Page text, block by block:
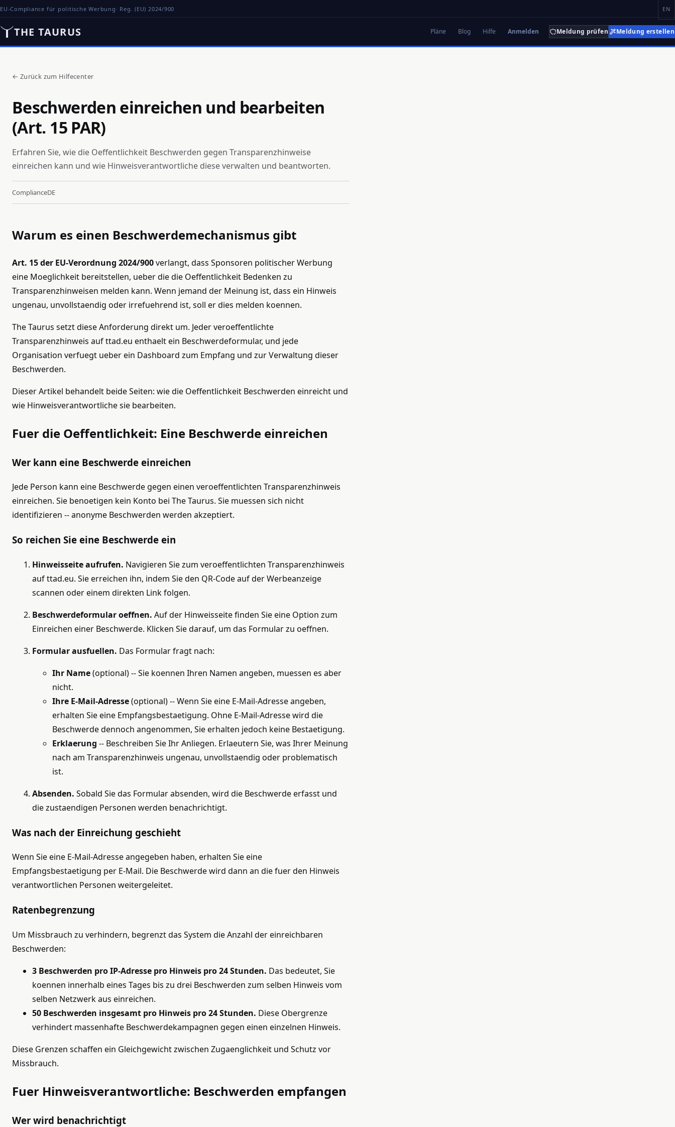
EU-Compliance für politische Werbung · Reg. (EU) 2024/900 EN
THE TAURUS Pläne Blog Hilfe Anmelden Meldung prüfen Meldung erstellen
← Zurück zum Hilfecenter
Beschwerden einreichen und bearbeiten
(Art. 15 PAR)
Erfahren Sie, wie die Oeffentlichkeit Beschwerden gegen Transparenzhinweise
einreichen kann und wie Hinweisverantwortliche diese verwalten und beantworten.
ComplianceDE
Warum es einen Beschwerdemechanismus gibt
Art. 15 der EU-Verordnung 2024/900verlangt, dass Sponsoren politischer Werbung
eine Moeglichkeit bereitstellen, ueber die die Oeffentlichkeit Bedenken zu
Transparenzhinweisen melden kann. Wenn jemand der Meinung ist, dass ein Hinweis
ungenau, unvollstaendig oder irrefuehrend ist, soll er dies melden koennen.
The Taurus setzt diese Anforderung direkt um. Jeder veroeffentlichte
Transparenzhinweis auf ttad.eu enthaelt ein Beschwerdeformular, und jede
Organisation verfuegt ueber ein Dashboard zum Empfang und zur Verwaltung dieser
Beschwerden.
Dieser Artikel behandelt beide Seiten: wie die Oeffentlichkeit Beschwerden einreicht und
wie Hinweisverantwortliche sie bearbeiten.
Fuer die Oeffentlichkeit: Eine Beschwerde einreichen
Wer kann eine Beschwerde einreichen
Jede Person kann eine Beschwerde gegen einen veroeffentlichten Transparenzhinweis
einreichen. Sie benoetigen kein Konto bei The Taurus. Sie muessen sich nicht
identifizieren -- anonyme Beschwerden werden akzeptiert.
So reichen Sie eine Beschwerde ein
Hinweisseite aufrufen. Navigieren Sie zum veroeffentlichten Transparenzhinweis
auf ttad.eu. Sie erreichen ihn, indem Sie den QR-Code auf der Werbeanzeige
scannen oder einem direkten Link folgen.
Beschwerdeformular oeffnen. Auf der Hinweisseite finden Sie eine Option zum
Einreichen einer Beschwerde. Klicken Sie darauf, um das Formular zu oeffnen.
Formular ausfuellen. Das Formular fragt nach:
Ihr Name(optional) -- Sie koennen Ihren Namen angeben, muessen es aber
nicht.
Ihre E-Mail-Adresse(optional) -- Wenn Sie eine E-Mail-Adresse angeben,
erhalten Sie eine Empfangsbestaetigung. Ohne E-Mail-Adresse wird die
Beschwerde dennoch angenommen, Sie erhalten jedoch keine Bestaetigung.
Erklaerung -- Beschreiben Sie Ihr Anliegen. Erlaeutern Sie, was Ihrer Meinung
nach am Transparenzhinweis ungenau, unvollstaendig oder problematisch
ist.
Absenden. Sobald Sie das Formular absenden, wird die Beschwerde erfasst und
die zustaendigen Personen werden benachrichtigt.
Was nach der Einreichung geschieht
Wenn Sie eine E-Mail-Adresse angegeben haben, erhalten Sie eine
Empfangsbestaetigung per E-Mail. Die Beschwerde wird dann an die fuer den Hinweis
verantwortlichen Personen weitergeleitet.
Ratenbegrenzung
Um Missbrauch zu verhindern, begrenzt das System die Anzahl der einreichbaren
Beschwerden:
3 Beschwerden pro IP-Adresse pro Hinweis pro 24 Stunden. Das bedeutet, Sie
koennen innerhalb eines Tages bis zu drei Beschwerden zum selben Hinweis vom
selben Netzwerk aus einreichen.
50 Beschwerden insgesamt pro Hinweis pro 24 Stunden. Diese Obergrenze
verhindert massenhafte Beschwerdekampagnen gegen einen einzelnen Hinweis.
Diese Grenzen schaffen ein Gleichgewicht zwischen Zugaenglichkeit und Schutz vor
Missbrauch.
Fuer Hinweisverantwortliche: Beschwerden empfangen
Wer wird benachrichtigt